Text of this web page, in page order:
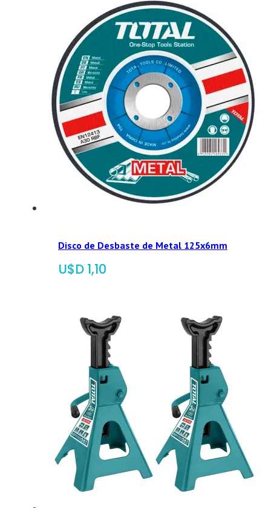
Disco de Desbaste de Metal 125x6mm
$ 1,10